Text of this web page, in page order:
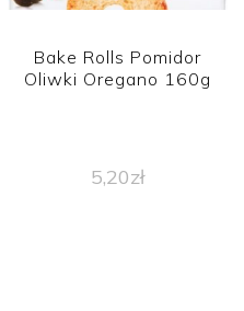
Bake Rolls Pomidor
Oliwki Oregano 160g
5,20zł